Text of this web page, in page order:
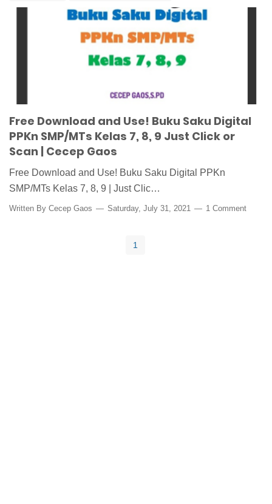
Buku Digital PPKn SMP MTs Buku Saku Digital
Buku Saku Digital PPKn Media Pembelajaran Online
Free Download and Use! Buku Saku Digital
PPKn SMP/MTs Kelas 7, 8, 9 Just Click or
Scan | Cecep Gaos
Free Download and Use! Buku Saku Digital PPKn
SMP/MTs Kelas 7, 8, 9 | Just Clic…
Written By Cecep Gaos Saturday, July 31, 2021 1 Comment
1